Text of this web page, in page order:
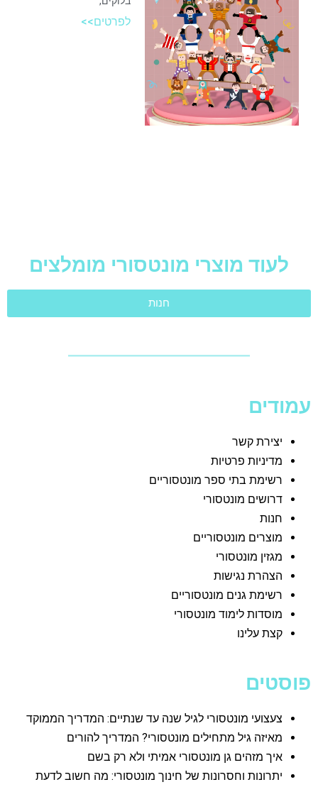
לפרטים>>
לעוד מוצרי מונטסורי מומלצים
חנות
עמודים
יצירת קשר
מדיניות פרטיות
רשימת בתי ספר מונטסוריים
דרושים מונטסורי
חנות
מוצרים מונטסוריים
מגזין מונטסורי
הצהרת נגישות
רשימת גנים מונטסוריים
מוסדות לימוד מונטסורי
קצת עלינו
פוסטים
צעצועי מונטסורי לגיל שנה עד שנתיים: המדריך הממוקד
מאיזה גיל מתחילים מונטסורי? המדריך להורים
איך מזהים גן מונטסורי אמיתי ולא רק בשם
יתרונות וחסרונות של חינוך מונטסורי: מה חשוב לדעת